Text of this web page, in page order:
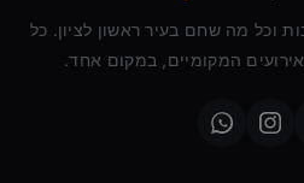
וכל מה שחם בעיר ראשון לציון. כל
המקומיים, במקום אחד.